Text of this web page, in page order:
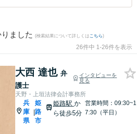
ました (検索結果について詳しくは こちら)
26件中 1-26件を表示
大西 達也 弁
護士
インタビューを
見る
天野・上垣法律会計事務所
兵
庫
県
|
姫
路
市
姫路駅 か
ら徒歩5分
営業時間：09:30~1
7:30（平日）